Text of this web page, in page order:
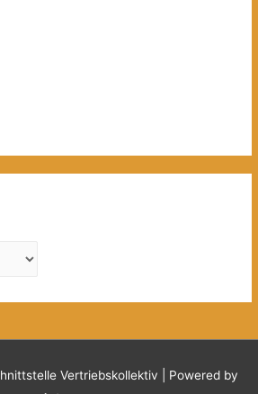
Vertriebskollektiv | Powered by